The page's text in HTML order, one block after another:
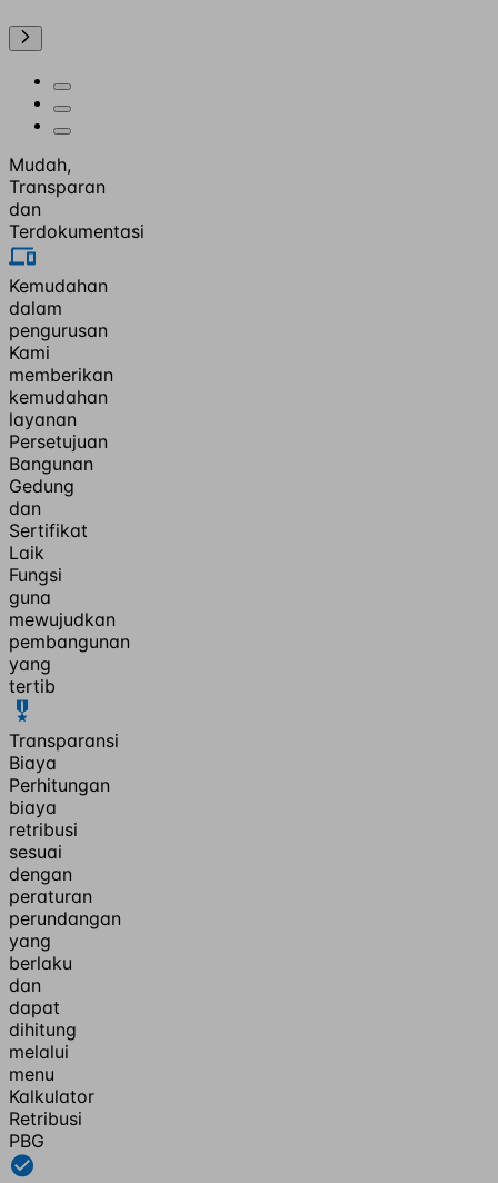
Mudah,
Transparan
dan
Terdokumentasi
Kemudahan
dalam
pengurusan
Kami
memberikan
kemudahan
layanan
Persetujuan
Bangunan
Gedung
dan
Sertifikat
Laik
Fungsi
guna
mewujudkan
pembangunan
yang
tertib
Transparansi
Biaya
Perhitungan
biaya
retribusi
sesuai
dengan
peraturan
perundangan
yang
berlaku
dan
dapat
dihitung
melalui
menu
Kalkulator
Retribusi
PBG